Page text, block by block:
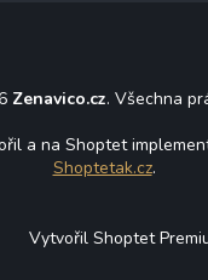
Zenavico.cz. Všechna
a na Shoptet
Shoptetak.cz.
Vytvořil Shoptet